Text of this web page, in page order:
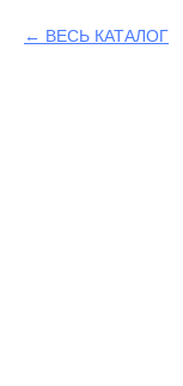
ВЕСЬ КАТАЛОГ